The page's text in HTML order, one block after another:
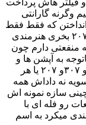
و فیلتر هاش پرداخت
وگرنه گارانتی
که فقط فقط
پول جمع کن پژو بخر حالا اگر ۶۰۰ تومن دادی ۲۰۷ بخری هنرمندی
منفعتی دارم چون
به آپشن ها و
قیمت mvm مناسب تره بعدشم فکر نکن ۲۰۶ و ۳۰۷و ۲۰۷ یا هر
نه داداش همه
سازه نمونه اش
رو فله ای با
میکرد به اسم